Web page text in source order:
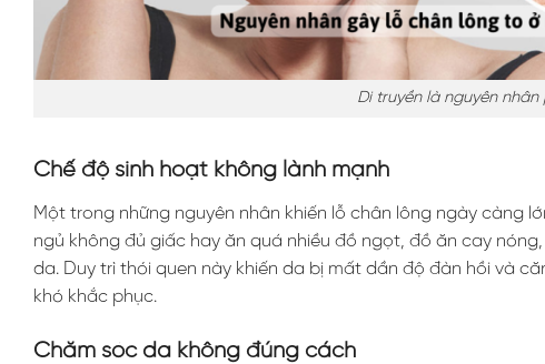
Di truyền là nguyên
Chế độ sinh hoạt không lành mạnh
Một trong những nguyên nhân khiến lỗ chân lông ngày càng
ngủ không đủ giấc hay ăn quá nhiều đồ ngọt, đồ ăn cay
da. Duy trì thói quen này khiến da bị mất dần độ đàn hồi và
khó khắc phục.
Chăm sóc da không đúng cách